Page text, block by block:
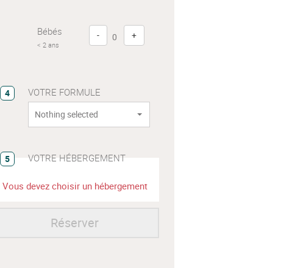
Bébés
< 2 ans
- +
4 VOTRE FORMULE
Nothing selected
5 VOTRE HÉBERGEMENT
Vous devez choisir un hébergement
Réserver